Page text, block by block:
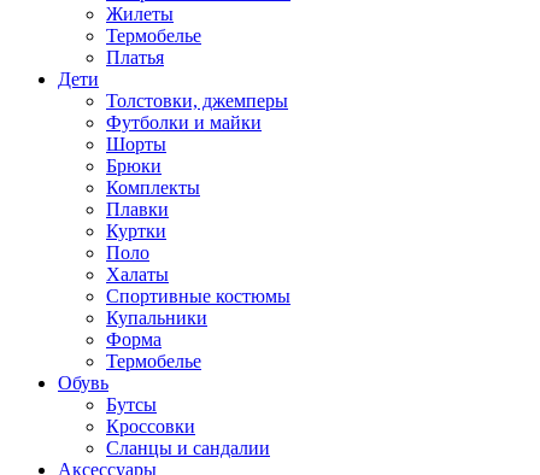
Жилеты
Термобелье
Платья
Дети
Толстовки, джемперы
Футболки и майки
Шорты
Брюки
Комплекты
Плавки
Куртки
Поло
Халаты
Спортивные костюмы
Купальники
Форма
Термобелье
Обувь
Бутсы
Кроссовки
Сланцы и сандалии
Аксессуары